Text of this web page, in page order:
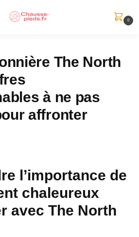
0
The North
à ne pas
affronter
l’importance de
chaleureux
avec The North